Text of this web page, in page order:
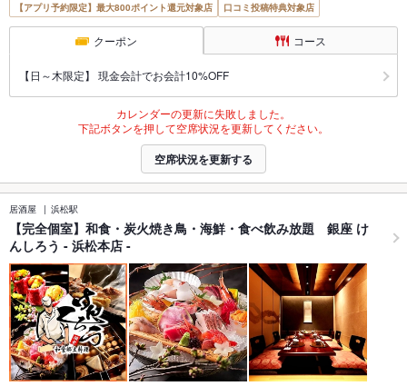
【アプリ予約限定】最大800ポイント還元対象店 口コミ投稿特典対象店
クーポン コース
【日～木限定】 現金会計でお会計10%OFF
カレンダーの更新に失敗しました。
下記ボタンを押して空席状況を更新してください。
空席状況を更新する
居酒屋 浜松駅
【完全個室】和食・炭火焼き鳥・海鮮・食べ飲み放題 銀座 け
んしろう - 浜松本店 -